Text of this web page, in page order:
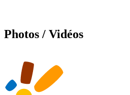
Photos / Vidéos